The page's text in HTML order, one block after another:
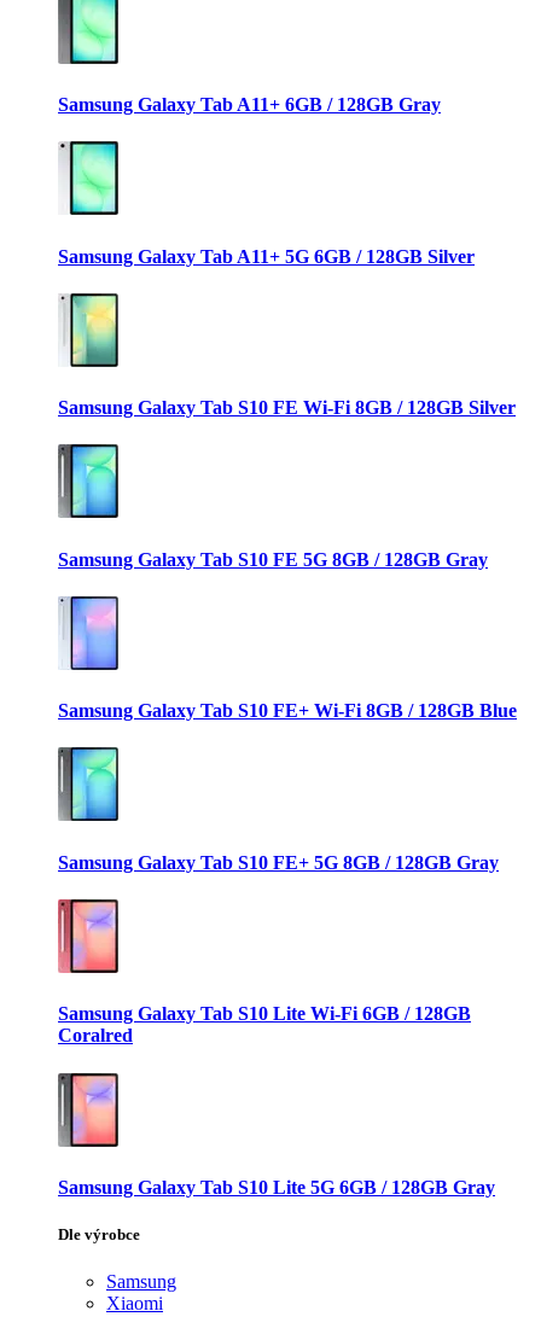
Samsung Galaxy Tab A11+ 6GB / 128GB Gray
Samsung Galaxy Tab A11+ 5G 6GB / 128GB Silver
Samsung Galaxy Tab S10 FE Wi-Fi 8GB / 128GB Silver
Samsung Galaxy Tab S10 FE 5G 8GB / 128GB Gray
Samsung Galaxy Tab S10 FE+ Wi-Fi 8GB / 128GB Blue
Samsung Galaxy Tab S10 FE+ 5G 8GB / 128GB Gray
Samsung Galaxy Tab S10 Lite Wi-Fi 6GB / 128GB
Coralred
Samsung Galaxy Tab S10 Lite 5G 6GB / 128GB Gray
Dle výrobce
Samsung
Xiaomi